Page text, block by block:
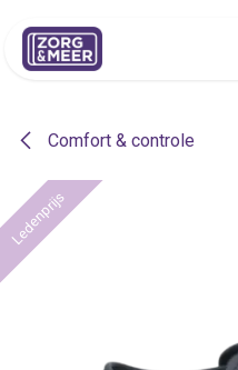
Comfort & controle
Ledenprijs